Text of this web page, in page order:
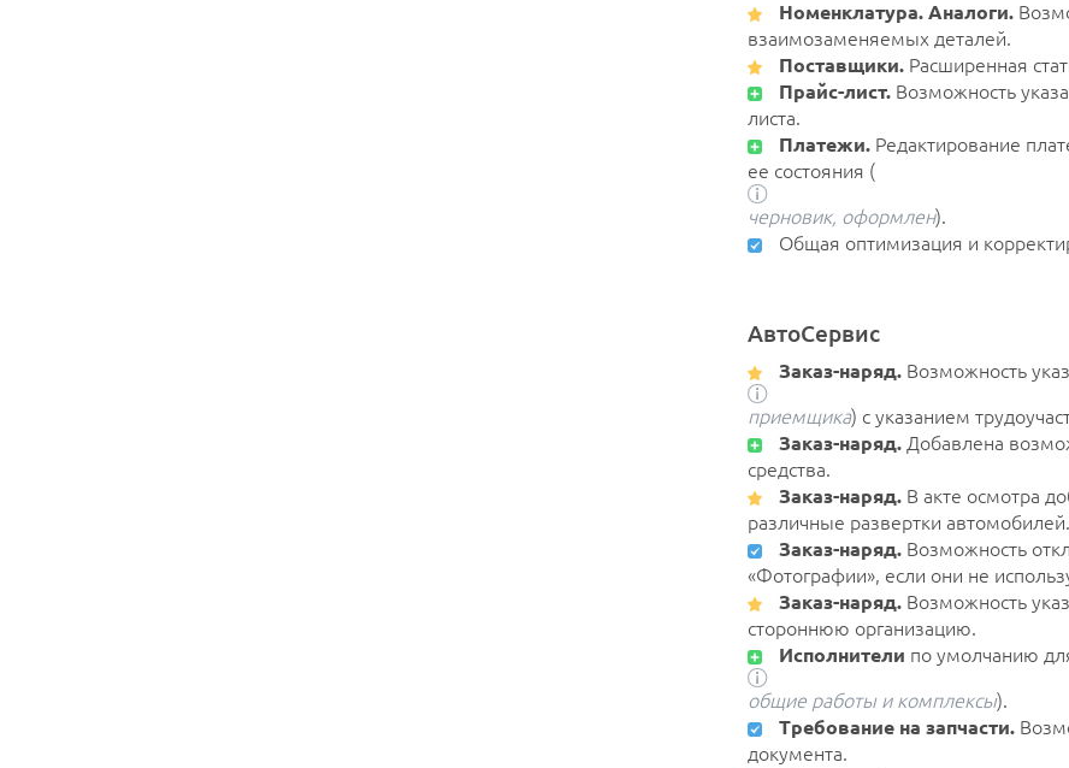
Номенклатура. Аналоги.
взаимозаменяемых деталей.
Поставщики. Расширенная
Прайс-лист. Возможность
листа.
Платежи. Редактирование
ее состояния (
черновик, оформлен).
Общая оптимизация и
АвтоСервис
Заказ-наряд. Возможность
приемщика) с указанием
Заказ-наряд. Добавлена
средства.
Заказ-наряд. В акте осмотра
различные развертки автомобилей.
Заказ-наряд. Возможность
«Фотографии», если они не
Заказ-наряд. Возможность
стороннюю организацию.
Исполнители по умолчанию
общие работы и комплексы).
Требование на запчасти.
документа.